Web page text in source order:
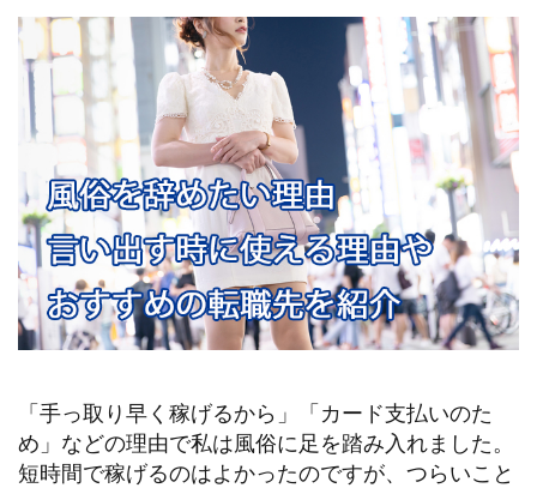
「手っ取り早く稼げるから」「カード支払いのた
め」などの理由で私は風俗に足を踏み入れました。
短時間で稼げるのはよかったのですが、つらいこと